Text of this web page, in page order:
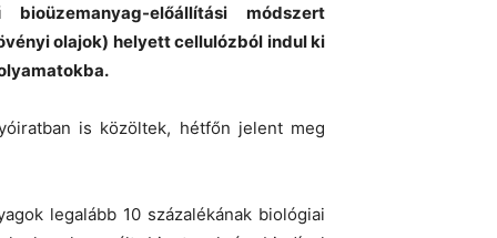
előállítási módszert
olajok) helyett cellulózból indul ki
is közöltek, hétfőn jelent meg
legalább 10 százalékának biológiai